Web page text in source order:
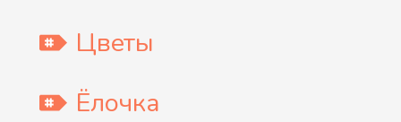
Цветы
Ёлочка